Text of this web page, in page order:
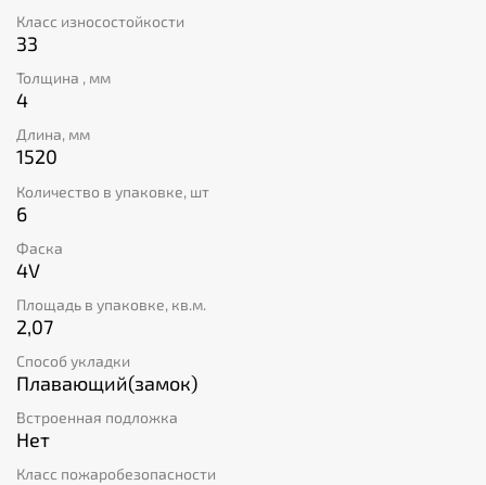
Класс износостойкости
33
Толщина , мм
4
Длина, мм
1520
Количество в упаковке, шт
6
Фаска
4V
Площадь в упаковке, кв.м.
2,07
Способ укладки
Плавающий(замок)
Встроенная подложка
Нет
Класс пожаробезопасности